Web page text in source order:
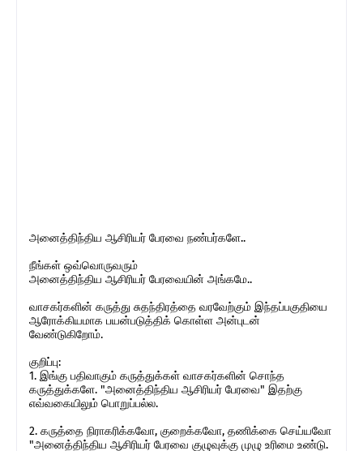
அனைத்திந்திய ஆசிரியர் பேரவை நண்பர்களே..
நீங்கள் ஒவ்வொருவரும்
அனைத்திந்திய ஆசிரியர் பேரவையின் அங்கமே..
வாசகர்களின் கருத்து சுதந்திரத்தை வரவேற்கும் இந்தப்பகுதியை
ஆரோக்கியமாக பயன்படுத்திக் கொள்ள அன்புடன்
வேண்டுகிறோம்.
குறிப்பு:
1. இங்கு பதிவாகும் கருத்துக்கள் வாசகர்களின் சொந்த
கருத்துக்களே. "அனைத்திந்திய ஆசிரியர் பேரவை" இதற்கு
எவ்வகையிலும் பொறுப்பல்ல.
2. கருத்தை நிராகரிக்கவோ, குறைக்கவோ, தணிக்கை செய்யவோ
"அனைத்திந்திய ஆசிரியர் பேரவை குழுவுக்கு முழு உரிமை உண்டு.